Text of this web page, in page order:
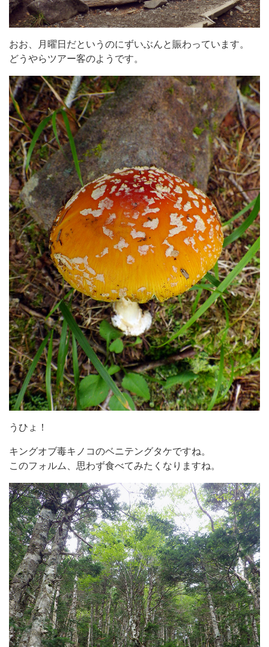
おお、月曜日だというのにずいぶんと賑わっています。
どうやらツアー客のようです。
うひょ！
キングオブ毒キノコのベニテングタケですね。
このフォルム、思わず食べてみたくなりますね。